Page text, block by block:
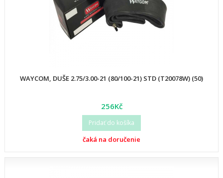
WAYCOM, DUŠE 2.75/3.00-21 (80/100-21) STD (T20078W) (50)
256Kč
Pridať do košíka
čaká na doručenie